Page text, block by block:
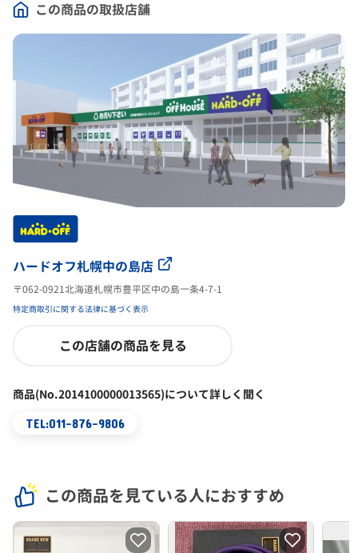
この商品の取扱店舗
ハードオフ札幌中の島店
〒062-0921北海道札幌市豊平区中の島一条4-7-1
特定商取引に関する法律に基づく表示
この店舗の商品を見る
商品(No.2014100000013565)について詳しく聞く
TEL:011-876-9806
この商品を見ている人におすすめ